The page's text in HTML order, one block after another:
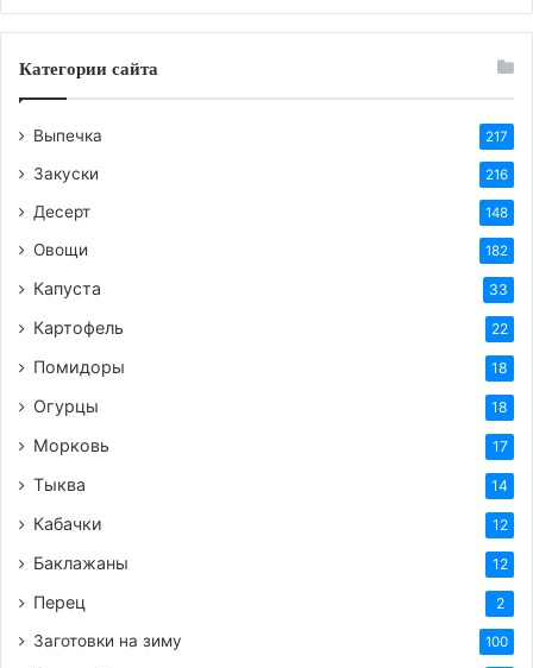
миксер, все ингредиенты можно уменьшить в
Включают плиту на мощности чуть выше
Регулярно помешивая, доводят агар-агар с
водой до образования гелевой субстанции.
Добавляют 500 г сахара и, тщательно мешая,
еще раз доводят до кипения. Уменьшают
мощность плиты до 4/6 и варят 4-5 минут или
до 110 градусов.
Пока варится агар-агар, взбивают яблочное
пюре с белком.
Через 20-30 секунд после начала взбивания
яблочного зефира добавляют 100 г сахара,
максимальной скорости.
Готовое пюре для классического зефира
получается воздушным, уверенно стоит на
венчике, не стекает.
Категории сайта
Выпечка 217
Закуски 216
Десерт 148
Овощи 182
Капуста 33
Картофель 22
Помидоры 18
Огурцы 18
Морковь 17
Тыква 14
Кабачки 12
Баклажаны 12
Перец 2
Заготовки на зиму 100